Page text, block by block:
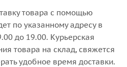
товара с помощью
по указанному адресу в
до 19.00. Курьерская
товара на склад, свяжется
удобное время доставки.